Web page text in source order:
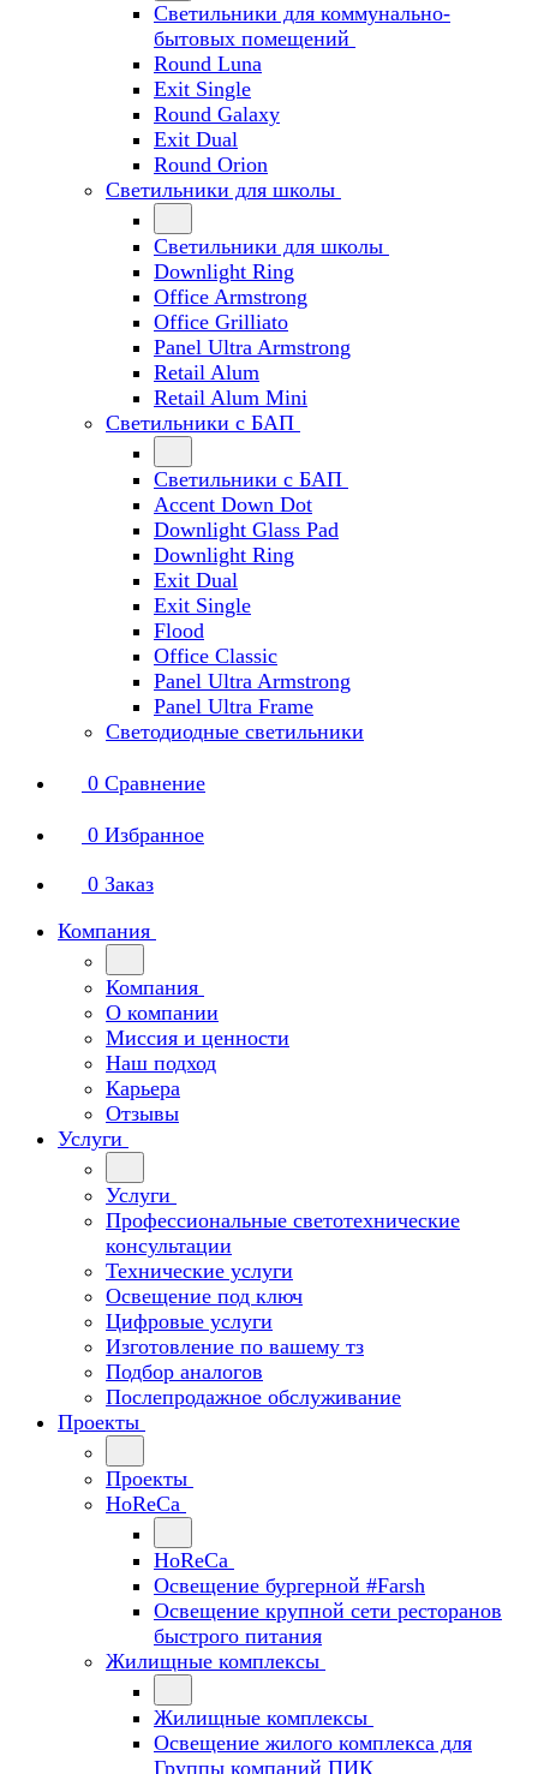
Светильники для коммунально-
бытовых помещений
Round Luna
Exit Single
Round Galaxy
Exit Dual
Round Orion
Светильники для школы
Светильники для школы
Downlight Ring
Office Armstrong
Office Grilliato
Panel Ultra Armstrong
Retail Alum
Retail Alum Mini
Светильники с БАП
Светильники с БАП
Accent Down Dot
Downlight Glass Pad
Downlight Ring
Exit Dual
Exit Single
Flood
Office Classic
Panel Ultra Armstrong
Panel Ultra Frame
Светодиодные светильники
0 Сравнение
0 Избранное
0 Заказ
Компания
Компания
О компании
Миссия и ценности
Наш подход
Карьера
Отзывы
Услуги
Услуги
Профессиональные светотехнические
консультации
Технические услуги
Освещение под ключ
Цифровые услуги
Изготовление по вашему тз
Подбор аналогов
Послепродажное обслуживание
Проекты
Проекты
HoReCa
HoReCa
Освещение бургерной #Farsh
Освещение крупной сети ресторанов
быстрого питания
Жилищные комплексы
Жилищные комплексы
Освещение жилого комплекса для
Группы компаний ПИК